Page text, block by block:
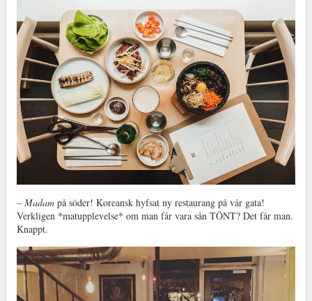
– Madampå söder! Koreansk hyfsat ny restaurang på vår gata!
Verkligen *matupplevelse* om man får vara sån TÖNT? Det får man.
Knappt.